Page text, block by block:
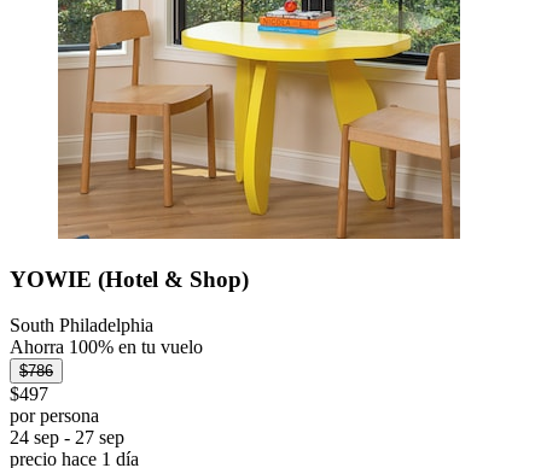
YOWIE (Hotel & Shop)
South Philadelphia
Ahorra 100% en tu vuelo
$786
$497
por persona
24 sep - 27 sep
precio hace 1 día